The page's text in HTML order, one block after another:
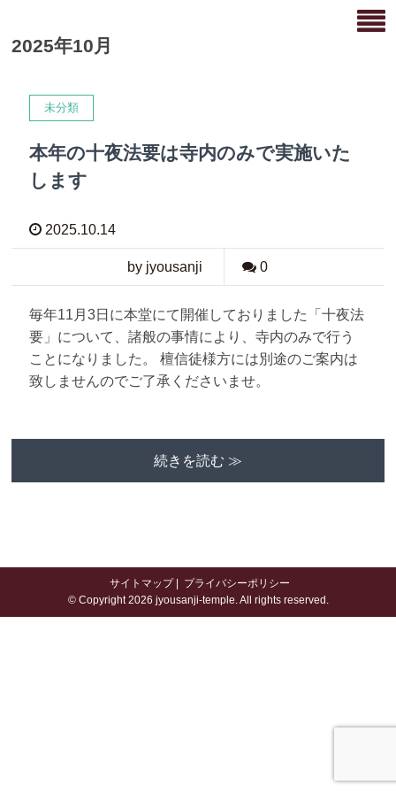
2025年10月
未分類
本年の十夜法要は寺内のみで実施いた
します
2025.10.14
by jyousanji 0
毎年11月3日に本堂にて開催しておりました「十夜法
要」について、諸般の事情により、寺内のみで行う
ことになりました。 檀信徒様方には別途のご案内は
致しませんのでご了承くださいませ。
続きを読む ≫
サイトマップ| プライバシーポリシー
© Copyright 2026 jyousanji-temple. All rights reserved.